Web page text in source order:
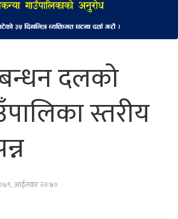
दलको
स्तरीय
आईतवार २२:४०